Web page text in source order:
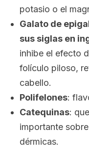
potasio o el
Galato de
sus siglas en
inhibe el efecto
folículo piloso,
cabello.
Polifelones:
Catequinas:
importante
dérmicas.